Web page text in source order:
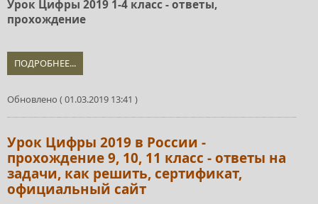
Урок Цифры 2019 1-4 класс - ответы,
прохождение
ПОДРОБНЕЕ...
Обновлено ( 01.03.2019 13:41 )
Урок Цифры 2019 в России -
прохождение 9, 10, 11 класс - ответы на
задачи, как решить, сертификат,
официальный сайт